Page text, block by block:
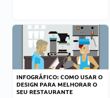
INFOGRÁFICO: COMO USAR O
DESIGN PARA MELHORAR O
SEU RESTAURANTE